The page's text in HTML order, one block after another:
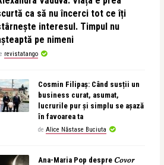
ca să nu încerci tot ce îți
interesul. Timpul nu
pe nimeni
revistatango
Cosmin Filipaș: Când susții un
business curat, asumat,
lucrurile pur și simplu se așază
în favoarea ta
de Alice Năstase Buciuta
Ana-Maria Pop despre 𝐶𝑜𝑣𝑜𝑟